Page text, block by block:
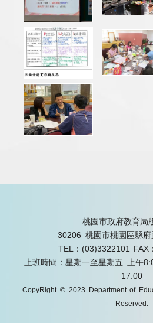
桃園市政府教育局
30206 桃園市桃園區縣
TEL：(03)3322101 FAX
上班時間：星期一至星期五 上午
17:00
CopyRight © 2023 Department of
Reserved.